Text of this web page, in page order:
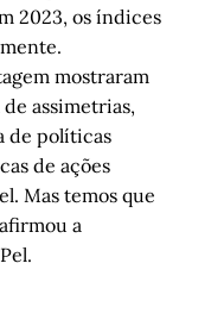
2023, os índices
mostraram
assimetrias,
de políticas
de ações
Mas temos que
a